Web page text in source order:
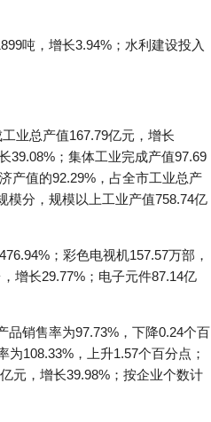
吨，增长3.94%；水利建设投入
业总产值167.79亿元，增长
39.08%；集体工业完成产值97.69
产值的92.29%，占全市工业总产
模分，规模以上工业产值758.74亿
；彩色电视机157.57万部，
增长29.77%；电子元件87.14亿
品销售率为97.73%，下降0.24个百
108.33%，上升1.57个百分点；
元，增长39.98%；按企业个数计